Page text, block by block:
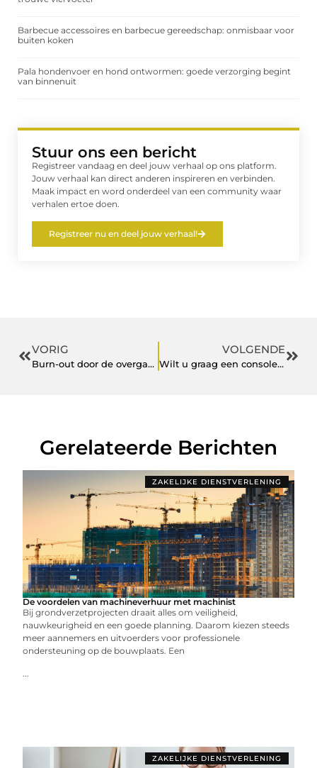
Barbecue accessoires en barbecue gereedschap: onmisbaar voor
buiten koken
Pala hondenvoer en hond ontwormen: goede verzorging begint
van binnenuit
Stuur ons een bericht
Registreer vandaag en deel jouw verhaal op ons platform.
Jouw verhaal kan direct anderen inspireren en verbinden.
Maak impact en word onderdeel van een community waar
verhalen ertoe doen.
Registreer nu en deel jouw verhaal!
VORIG
Burn-out door de overgang
VOLGENDE
Wilt u graag een consoleboot?
Gerelateerde Berichten
ZAKELIJKE DIENSTVERLENING
De voordelen van machineverhuur met machinist
Bij grondverzetprojecten draait alles om veiligheid,
nauwkeurigheid en een goede planning. Daarom kiezen steeds
meer aannemers en uitvoerders voor professionele
ondersteuning op de bouwplaats. Een
...
ZAKELIJKE DIENSTVERLENING